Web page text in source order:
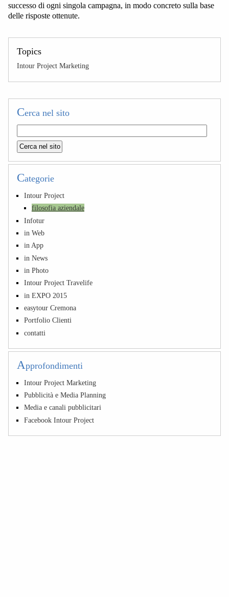
successo di ogni singola campagna, in modo concreto sulla base
delle risposte ottenute.
Topics
Intour Project Marketing
Cerca nel sito
Categorie
Intour Project
filosofia aziendale
Infotur
in Web
in App
in News
in Photo
Intour Project Travelife
in EXPO 2015
easytour Cremona
Portfolio Clienti
contatti
Approfondimenti
Intour Project Marketing
Pubblicità e Media Planning
Media e canali pubblicitari
Facebook Intour Project